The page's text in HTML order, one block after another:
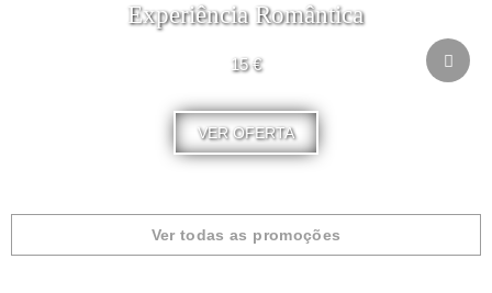
Experiência Romântica
15 €
VER OFERTA
Ver todas as promoções